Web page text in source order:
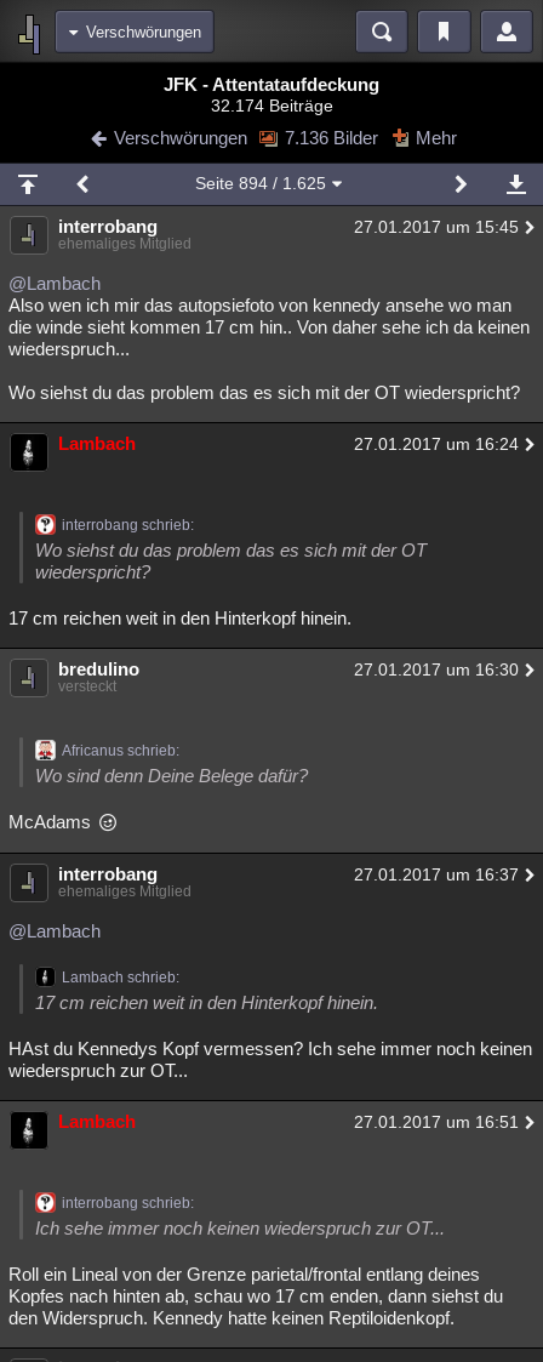
Verschwörungen
Diskussionen Blogs Videos
Chat Wiki Neuigkeiten
meine Rubriken
Menschen Wissenschaft Mystery Kriminalfälle
Spiritualität
Natur Umfragen Unterhaltung
weitere Rubriken
Philosophie Träume Orte Esoterik Literatur
Astronomie Gaming Filme
Übersichten
Besucht Teilgenommen
Lesenswert Schlüsselwörter
JFK - Attentataufdeckung
32.174 Beiträge
Verschwörungen 7.136 Bilder Mehr
Seite 894/ 1.625
interrobang 27.01.2017 um 15:45
ehemaliges Mitglied
@Lambach
Also wen ich mir das autopsiefoto von kennedy ansehe wo man
die winde sieht kommen 17 cm hin.. Von daher sehe ich da keinen
wiederspruch...
Wo siehst du das problem das es sich mit der OT wiederspricht?
Lambach 27.01.2017 um 16:24
interrobang schrieb:
Wo siehst du das problem das es sich mit der OT
wiederspricht?
17 cm reichen weit in den Hinterkopf hinein.
bredulino 27.01.2017 um 16:30
versteckt
Africanus schrieb:
Wo sind denn Deine Belege dafür?
McAdams
interrobang 27.01.2017 um 16:37
ehemaliges Mitglied
@Lambach
Lambach schrieb:
17 cm reichen weit in den Hinterkopf hinein.
HAst du Kennedys Kopf vermessen? Ich sehe immer noch keinen
wiederspruch zur OT...
Lambach 27.01.2017 um 16:51
interrobang schrieb:
Ich sehe immer noch keinen wiederspruch zur OT...
Roll ein Lineal von der Grenze parietal/frontal entlang deines
Kopfes nach hinten ab, schau wo 17 cm enden, dann siehst du
den Widerspruch. Kennedy hatte keinen Reptiloidenkopf.